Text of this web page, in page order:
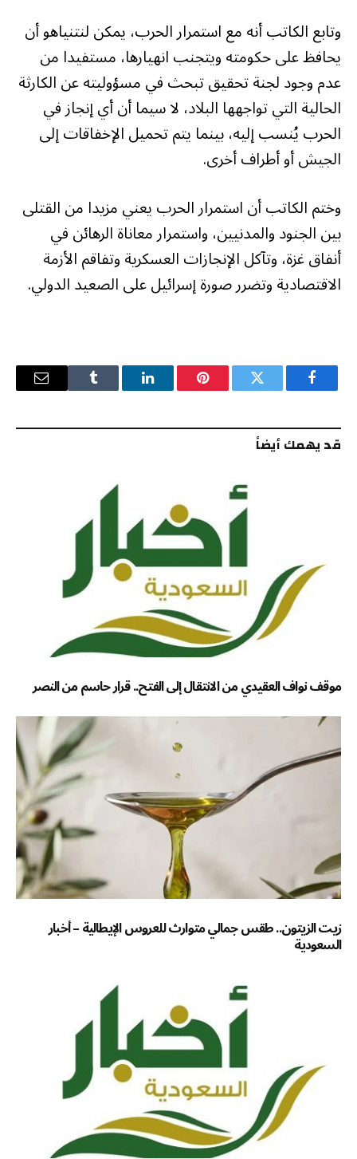
وتابع الكاتب أنه مع استمرار الحرب، يمكن لنتنياهو أن
يحافظ على حكومته ويتجنب انهيارها، مستفيدا من
عدم وجود لجنة تحقيق تبحث في مسؤوليته عن الكارثة
الحالية التي تواجهها البلاد، لا سيما أن أي إنجاز في
الحرب يُنسب إليه، بينما يتم تحميل الإخفاقات إلى
الجيش أو أطراف أخرى.
وختم الكاتب أن استمرار الحرب يعني مزيدا من القتلى
بين الجنود والمدنيين، واستمرار معاناة الرهائن في
أنفاق غزة، وتآكل الإنجازات العسكرية وتفاقم الأزمة
الاقتصادية وتضرر صورة إسرائيل على الصعيد الدولي.
فيسبوك تويتر بينتيريستلينكدإن Tumblr
البريد
قد يهمك أيضاً
موقف نواف العقيدي من الانتقال إلى الفتح.. قرار حاسم من النصر
زيت الزيتون.. طقس جمالي متوارث للعروس الإيطالية – أخبار
السعودية